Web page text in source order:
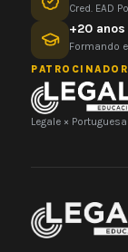
Cred. EAD
+20 anos
Formando
Legale ×